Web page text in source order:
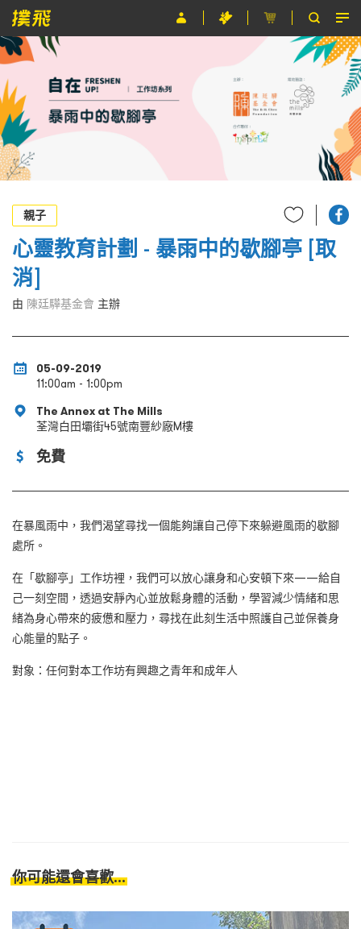
節目
主辦單位
關於撲飛
條款及細則
EN
親子
心靈教育計劃 - 暴雨中的歇腳亭 [取
消]
由 陳廷驊基金會 主辦
05-09-2019
11:00am - 1:00pm
The Annex at The Mills
荃灣白田壩街45號南豐紗廠M樓
免費
在暴風雨中，我們渴望尋找一個能夠讓自己停下來躲避風雨的歇腳
處所。
在「歇腳亭」工作坊裡，我們可以放心讓身和心安頓下來——給自
己一刻空間，透過安靜內心並放鬆身體的活動，學習減少情緒和思
緒為身心帶來的疲憊和壓力，尋找在此刻生活中照護自己並保養身
心能量的點子。
對象：任何對本工作坊有興趣之青年和成年人
你可能還會喜歡...